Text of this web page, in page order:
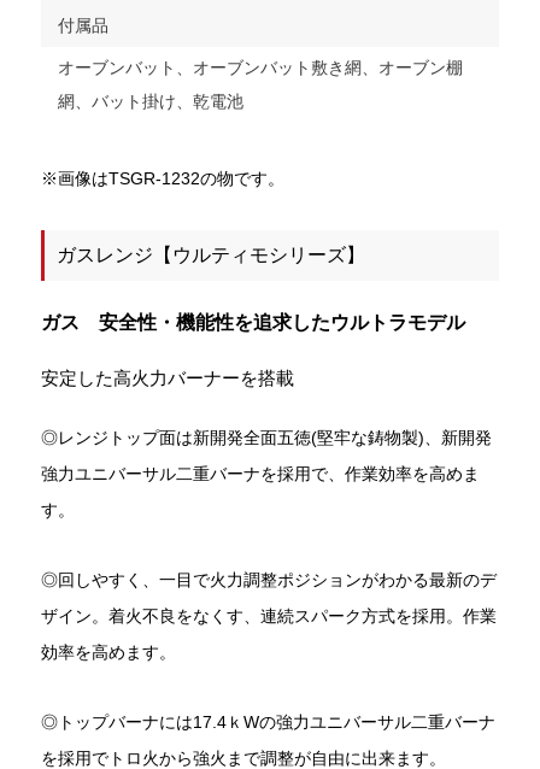
付属品
オーブンバット、オーブンバット敷き網、オーブン棚
網、バット掛け、乾電池
※画像はTSGR-1232の物です。
ガスレンジ【ウルティモシリーズ】
ガス 安全性・機能性を追求したウルトラモデル
安定した高火力バーナーを搭載
◎レンジトップ面は新開発全面五徳(堅牢な鋳物製)、新開発
強力ユニバーサル二重バーナを採用で、作業効率を高めま
す。
◎回しやすく、一目で火力調整ポジションがわかる最新のデ
ザイン。着火不良をなくす、連続スパーク方式を採用。作業
効率を高めます。
◎トップバーナには17.4ｋWの強力ユニバーサル二重バーナ
を採用でトロ火から強火まで調整が自由に出来ます。